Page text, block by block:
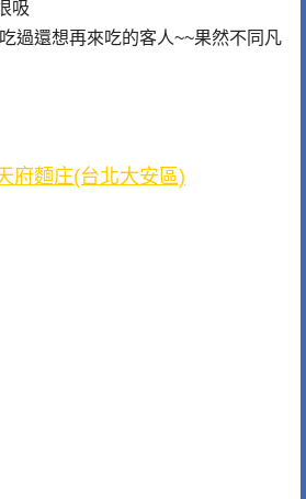
吸
過還想再來吃的客人~~果然不同凡
府麵庄(台北大安區)